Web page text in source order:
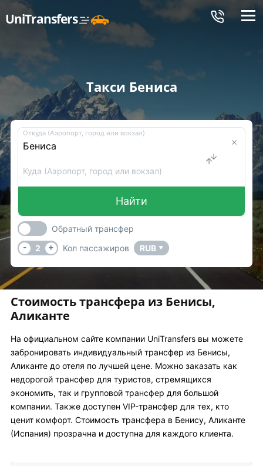
UniTransfers Меню
Такси Бениса
Откуда (Аэропорт, город или вокзал)
Куда (Аэропорт, город или вокзал)
Найти
Обратный трансфер
-
2 + Кол пассажиров RUB ▼
Стоимость трансфера из Бенисы,
Аликанте
На официальном сайте компании UniTransfers вы можете
забронировать индивидуальный трансфер из Бенисы,
Аликанте до отеля по лучшей цене. Можно заказать как
недорогой трансфер для туристов, стремящихся
экономить, так и групповой трансфер для большой
компании. Также доступен VIP-трансфер для тех, кто
ценит комфорт. Стоимость трансфера в Бенису, Аликанте
(Испания) прозрачна и доступна для каждого клиента.